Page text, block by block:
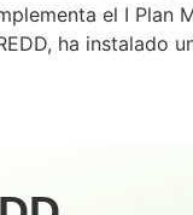
el I Plan
ha instalado